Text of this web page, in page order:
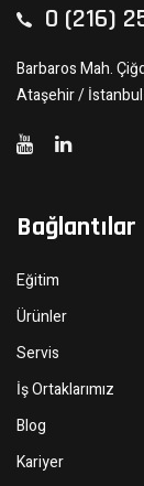
0 (216)
Barbaros Mah.
Ataşehir /
Bağlantılar
Eğitim
Ürünler
Servis
İş Ortaklarımız
Blog
Kariyer